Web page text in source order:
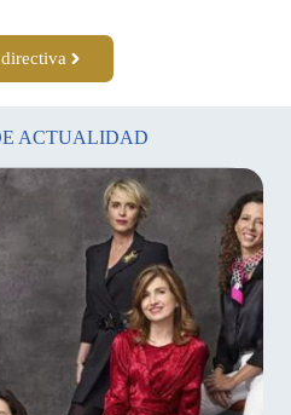
ACTUALIDAD